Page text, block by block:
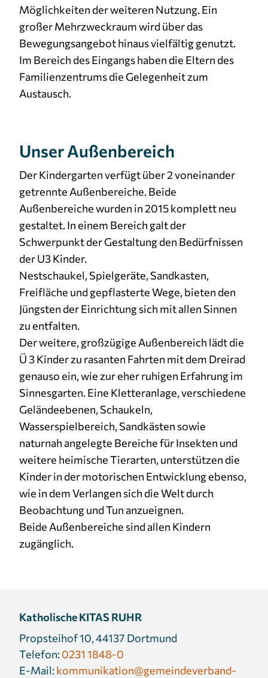
Möglichkeiten der weiteren Nutzung. Ein
großer Mehrzweckraum wird über das
Bewegungsangebot hinaus vielfältig genutzt.
Im Bereich des Eingangs haben die Eltern des
Familienzentrums die Gelegenheit zum
Austausch.
Unser Außenbereich
Der Kindergarten verfügt über 2 voneinander
getrennte Außenbereiche. Beide
Außenbereiche wurden in 2015 komplett neu
gestaltet. In einem Bereich galt der
Schwerpunkt der Gestaltung den Bedürfnissen
der U3 Kinder.
Nestschaukel, Spielgeräte, Sandkasten,
Freifläche und gepflasterte Wege, bieten den
Jüngsten der Einrichtung sich mit allen Sinnen
zu entfalten.
Der weitere, großzügige Außenbereich lädt die
Ü 3 Kinder zu rasanten Fahrten mit dem Dreirad
genauso ein, wie zur eher ruhigen Erfahrung im
Sinnesgarten. Eine Kletteranlage, verschiedene
Geländeebenen, Schaukeln,
Wasserspielbereich, Sandkästen sowie
naturnah angelegte Bereiche für Insekten und
weitere heimische Tierarten, unterstützen die
Kinder in der motorischen Entwicklung ebenso,
wie in dem Verlangen sich die Welt durch
Beobachtung und Tun anzueignen.
Beide Außenbereiche sind allen Kindern
zugänglich.
Katholische KITAS RUHR
Propsteihof 10, 44137 Dortmund
Telefon:0231 1848-0
E-Mail:kommunikation@gemeindeverband-
Facebook Pixel
Name:
_fbp
Anbieter:
Facebook
Cookie Laufzeit:
3 Monate